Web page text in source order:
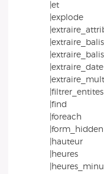
|et
|explode
|extraire_date
|filtrer_entites
|find
|foreach
|form_hidden
|hauteur
|heures